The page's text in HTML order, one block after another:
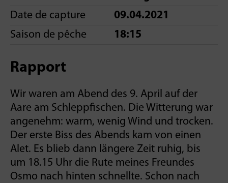
Date de capture
09.04.2021
Saison de pêche
18:15
Rapport
Wir waren am Abend des 9. April auf der
Aare am Schleppfischen. Die Witterung war
angenehm: warm, wenig Wind und trocken.
Der erste Biss des Abends kam von einen
Alet. Es blieb dann längere Zeit ruhig, bis
um 18.15 Uhr die Rute meines Freundes
Osmo nach hinten schnellte. Schon nach